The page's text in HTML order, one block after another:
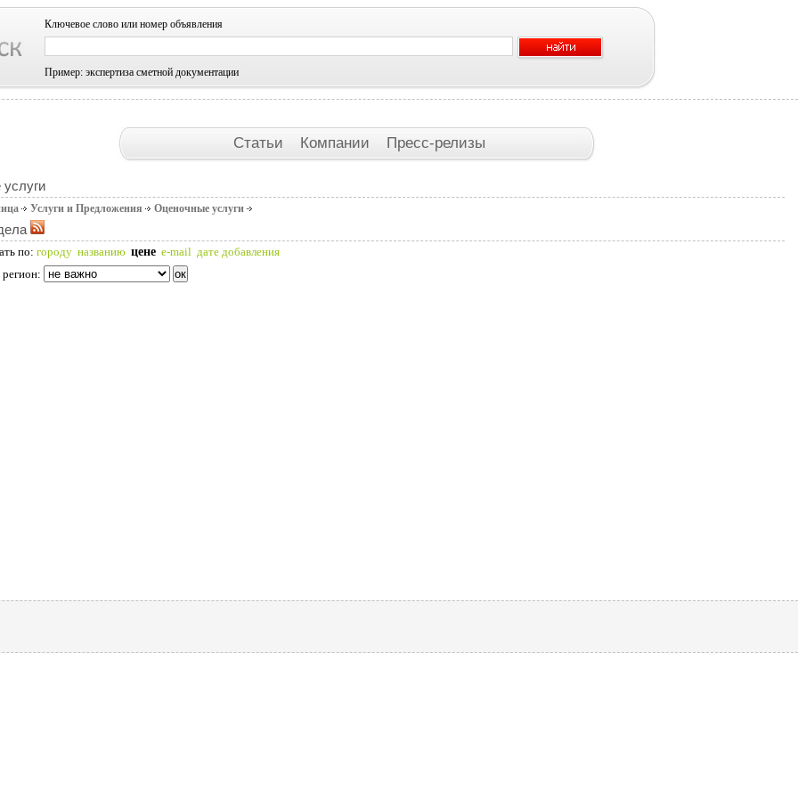
Ключевое слово или номер объявления
Пример: экспертиза сметной документации
Статьи Компании Пресс-релизы
Услуги и Предложения Оценочные услуги
по: городу названию цене e-mail дате добавления